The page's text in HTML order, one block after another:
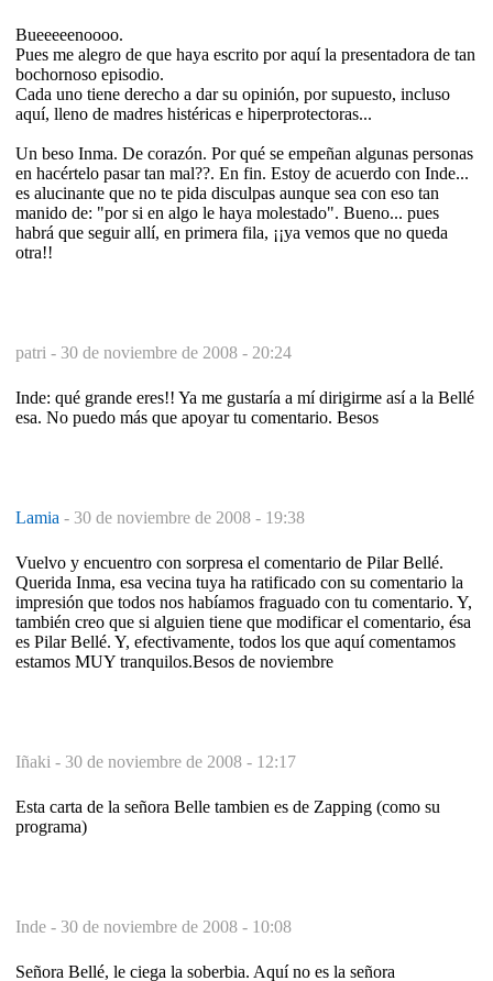
Bueeeeenoooo.
Pues me alegro de que haya escrito por aquí la presentadora de tan
bochornoso episodio.
Cada uno tiene derecho a dar su opinión, por supuesto, incluso
aquí, lleno de madres histéricas e hiperprotectoras...
Un beso Inma. De corazón. Por qué se empeñan algunas personas
en hacértelo pasar tan mal??. En fin. Estoy de acuerdo con Inde...
es alucinante que no te pida disculpas aunque sea con eso tan
manido de: "por si en algo le haya molestado". Bueno... pues
habrá que seguir allí, en primera fila, ¡¡ya vemos que no queda
otra!!
patri - 30 de noviembre de 2008 - 20:24
Inde: qué grande eres!! Ya me gustaría a mí dirigirme así a la Bellé
esa. No puedo más que apoyar tu comentario. Besos
Lamia - 30 de noviembre de 2008 - 19:38
Vuelvo y encuentro con sorpresa el comentario de Pilar Bellé.
Querida Inma, esa vecina tuya ha ratificado con su comentario la
impresión que todos nos habíamos fraguado con tu comentario. Y,
también creo que si alguien tiene que modificar el comentario, ésa
es Pilar Bellé. Y, efectivamente, todos los que aquí comentamos
estamos MUY tranquilos.Besos de noviembre
Iñaki - 30 de noviembre de 2008 - 12:17
Esta carta de la señora Belle tambien es de Zapping (como su
programa)
Inde - 30 de noviembre de 2008 - 10:08
Señora Bellé, le ciega la soberbia. Aquí no es la señora